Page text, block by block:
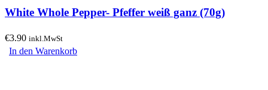
White Whole Pepper- Pfeffer weiß ganz (70g)
€3.90 inkl.MwSt
In den Warenkorb